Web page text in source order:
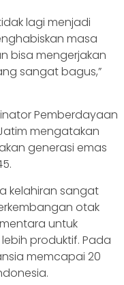
lagi menjadi
masa
bisa mengerjakan
sangat bagus,”
Pemberdayaan
Jatim mengatakan
generasi emas
kelahiran sangat
otak
untuk
lebih produktif. Pada
memcapai 20